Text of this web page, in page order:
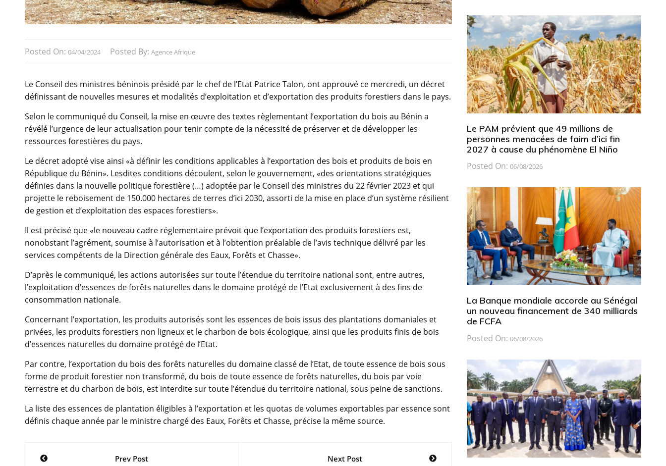
Posted On: 04/04/2024 Posted By: Agence Afrique
Le Conseil des ministres béninois présidé par le chef de l’Etat Patrice Talon, ont approuvé ce mercredi, un décret
définissant de nouvelles mesures et modalités d’exploitation et d’exportation des produits forestiers dans le pays.
Selon le communiqué du Conseil, la mise en œuvre des textes règlementant l’exportation du bois au Bénin a
révélé l’urgence de leur actualisation pour tenir compte de la nécessité de préserver et de développer les
ressources forestières du pays.
Le décret adopté vise ainsi «à définir les conditions applicables à l’exportation des bois et produits de bois en
République du Bénin». Lesdites conditions découlent, selon le gouvernement, «des orientations stratégiques
définies dans la nouvelle politique forestière (…) adoptée par le Conseil des ministres du 22 février 2023 et qui
projette le reboisement de 150.000 hectares de terres d’ici 2030, assorti de la mise en place d’un système résilient
de gestion et d’exploitation des espaces forestiers».
Il est précisé que «le nouveau cadre réglementaire prévoit que l’exportation des produits forestiers est,
nonobstant l’agrément, soumise à l’autorisation et à l’obtention préalable de l’avis technique délivré par les
services compétents de la Direction générale des Eaux, Forêts et Chasse».
D’après le communiqué, les actions autorisées sur toute l’étendue du territoire national sont, entre autres,
l’exploitation d’essences de forêts naturelles dans le domaine protégé de l’Etat exclusivement à des fins de
consommation nationale.
Concernant l’exportation, les produits autorisés sont les essences de bois issus des plantations domaniales et
privées, les produits forestiers non ligneux et le charbon de bois écologique, ainsi que les produits finis de bois
d’essences naturelles du domaine protégé de l’Etat.
Par contre, l’exportation du bois des forêts naturelles du domaine classé de l’Etat, de toute essence de bois sous
forme de produit forestier non transformé, du bois de toute essence de forêts naturelles, du bois par voie
terrestre et du charbon de bois, est interdite sur toute l’étendue du territoire national, sous peine de sanctions.
La liste des essences de plantation éligibles à l’exportation et les quotas de volumes exportables par essence sont
définis chaque année par le ministre chargé des Eaux, Forêts et Chasse, précise la même source.
NavigationPrev Post Next Post
Le PAM prévient que 49 millions de
personnes menacées de faim d’ici fin
2027 à cause du phénomène El Niño
Posted On: 06/08/2026
La Banque mondiale accorde au Sénégal
un nouveau financement de 340 milliards
de FCFA
Posted On: 06/08/2026